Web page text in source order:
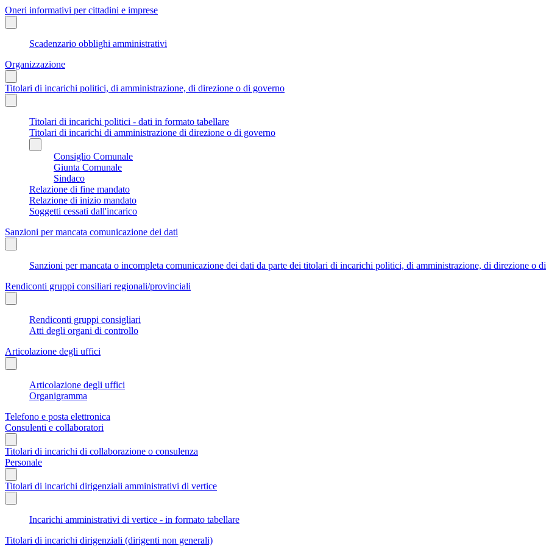
Oneri informativi per cittadini e imprese
Scadenzario obblighi amministrativi
Organizzazione
Titolari di incarichi politici, di amministrazione, di direzione o di governo
Titolari di incarichi politici - dati in formato tabellare
Titolari di incarichi di amministrazione di direzione o di governo
Consiglio Comunale
Giunta Comunale
Sindaco
Relazione di fine mandato
Relazione di inizio mandato
Soggetti cessati dall'incarico
Sanzioni per mancata comunicazione dei dati
Sanzioni per mancata o incompleta comunicazione dei dati da parte dei titolari di incarichi politici, di amministrazione, di direzione o
Rendiconti gruppi consiliari regionali/provinciali
Rendiconti gruppi consigliari
Atti degli organi di controllo
Articolazione degli uffici
Articolazione degli uffici
Organigramma
Telefono e posta elettronica
Consulenti e collaboratori
Titolari di incarichi di collaborazione o consulenza
Personale
Titolari di incarichi dirigenziali amministrativi di vertice
Incarichi amministrativi di vertice - in formato tabellare
Titolari di incarichi dirigenziali (dirigenti non generali)